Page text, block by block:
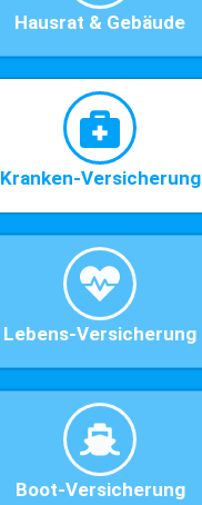
Hausrat & Gebäude
Kranken-Versicherung
Lebens-Versicherung
Boot-Versicherung